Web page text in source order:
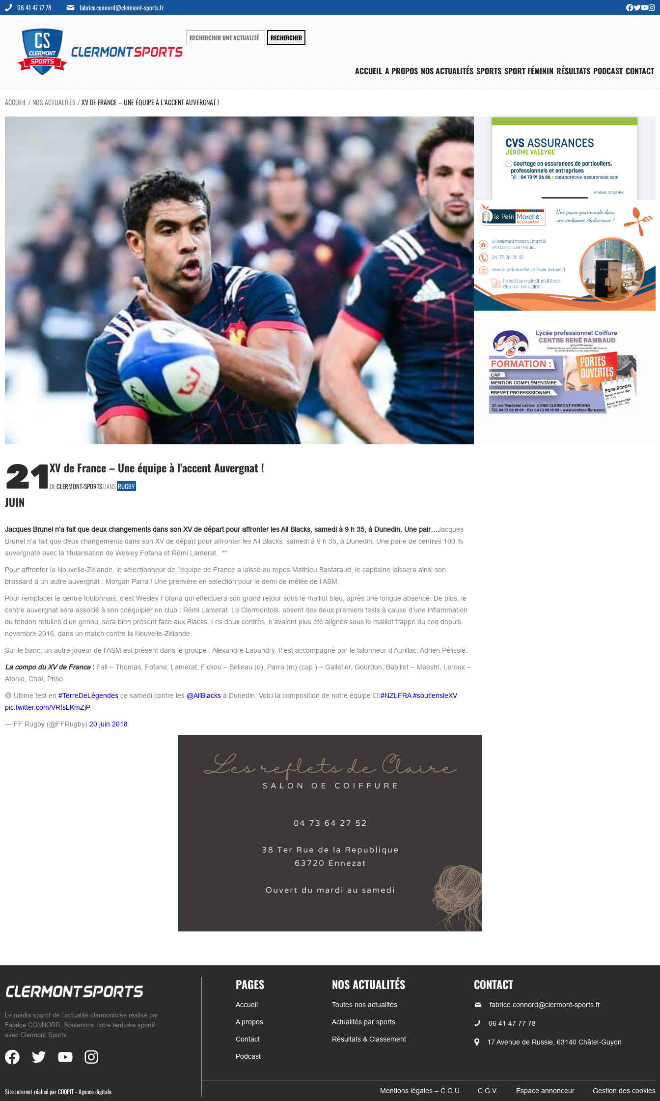
06 41 47 77 78 fabrice.connord@clermont-sports.fr
ACCUEIL A PROPOS NOS ACTUALITÉS SPORTS SPORT FÉMININ RÉSULTATS PODCAST CONTACT
ACCUEIL / NOS ACTUALITÉS/XV DE FRANCE – UNE ÉQUIPE À L’ACCENT AUVERGNAT !
21
JUIN
XV de France – Une équipe à l’accent Auvergnat !
DECLERMONT-SPORTSDANS RUGBY
Jacques Brunel n’a fait que deux changements dans son XV de départ pour affronter les All Blacks, samedi à 9 h 35, à Dunedin. Une pair…Jacques
Brunel n’a fait que deux changements dans son XV de départ pour affronter les All Blacks, samedi à 9 h 35, à Dunedin. Une paire de centres 100 %
auvergnate avec la titularisation de Wesley Fofana et Rémi Lamerat. **
Pour affronter la Nouvelle-Zélande, le sélectionneur de l’équipe de France a laissé au repos Mathieu Bastaraud, le capitaine laissera ainsi son
brassard à un autre auvergnat : Morgan Parra ! Une première en sélection pour le demi de mêlée de l’ASM.
Pour remplacer le centre toulonnais, c’est Wesley Fofana qui effectuera son grand retour sous le maillot bleu, après une longue absence. De plus, le
centre auvergnat sera associé à son coéquipier en club : Rémi Lamerat. Le Clermontois, absent des deux premiers tests à cause d’une inflammation
du tendon rotulien d’un genou, sera bien présent face aux Blacks. Les deux centres, n’avaient plus été alignés sous le maillot frappé du coq depuis
novembre 2016, dans un match contre la Nouvelle-Zélande.
Sur le banc, un autre joueur de l’ASM est présent dans le groupe : Alexandre Lapandry. Il est accompagné par le talonneur d’Aurillac, Adrien Pélissié.
La compo du XV de France:Fall – Thomas, Fofana, Lamerat, Fickou – Belleau (o), Parra (m) (cap.) – Galletier, Gourdon, Babillot – Maestri, Leroux –
Atonio, Chat, Priso.
🔴 Ultime test en #TerreDeLégendesce samedi contre les @AllBlacksà Dunedin. Voici la composition de notre équipe 👇🏻#NZLFRA #soutiensleXV
pic.twitter.com/VRtsLKmZjP
— FF Rugby (@FFRugby) 20 juin 2018
Le média sportif de l’actualité clermontoise réalisé par
Fabrice CONNORD. Soutenons notre territoire sportif
avec Clermont Sports.
PAGES
Accueil
A propos
Contact
Podcast
NOS ACTUALITÉS
Toutes nos actualités
Actualités par sports
Résultats & Classement
CONTACT
fabrice.connord@clermont-sports.fr
06 41 47 77 78
17 Avenue de Russie, 63140 Châtel-Guyon
Mentions légales – C.G.U C.G.V. Espace annonceur Gestion des cookies
Site internet réalisé parCOQPIT - Agence digitale